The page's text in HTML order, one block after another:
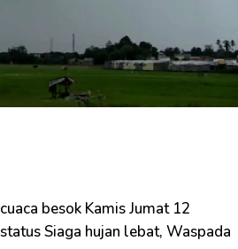
besok Kamis Jumat 12
Siaga hujan lebat, Waspada